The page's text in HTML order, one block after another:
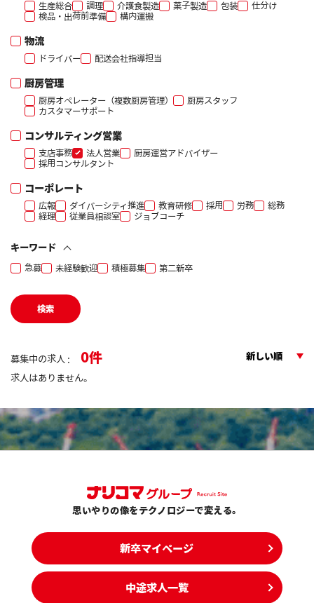
生産総合 調理 介護食製造 菓子製造 包装
仕分け
検品・出荷前準備
構内運搬
物流
ドライバー 配送会社指導担当
厨房管理
厨房オペレーター（複数厨房管理）
厨房スタッフ
カスタマーサポート
コンサルティング営業
支店事務 法人営業
厨房運営アドバイザー
採用コンサルタント
コーポレート
広報 ダイバーシティ推進 教育研修 採用 労務
総務
経理
従業員相談室 ジョブコーチ
キーワード
急募 未経験歓迎 積極募集 第二新卒
検索
募集中の求人 : 0 新しい順
求人はありません。
思いやりの像をテクノロジーで変える。
新卒マイページ
中途求人一覧